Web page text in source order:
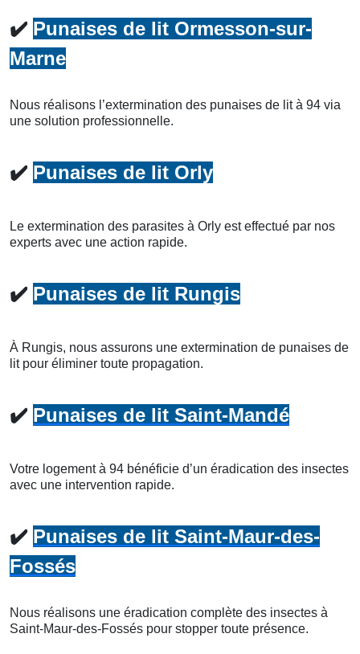
✔️ Punaises de lit Ormesson-sur-
Marne
Nous réalisons l’extermination des punaises de lit à 94 via
une solution professionnelle.
✔️ Punaises de lit Orly
Le extermination des parasites à Orly est effectué par nos
experts avec une action rapide.
✔️ Punaises de lit Rungis
À Rungis, nous assurons une extermination de punaises de
lit pour éliminer toute propagation.
✔️ Punaises de lit Saint-Mandé
Votre logement à 94 bénéficie d’un éradication des insectes
avec une intervention rapide.
✔️ Punaises de lit Saint-Maur-des-
Fossés
Nous réalisons une éradication complète des insectes à
Saint-Maur-des-Fossés pour stopper toute présence.